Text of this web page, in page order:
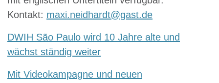
Kontakt: maxi.neidhardt@gast.de
DWIH São Paulo wird 10 Jahre alte und
wächst ständig weiter
Mit Videokampagne und neuen